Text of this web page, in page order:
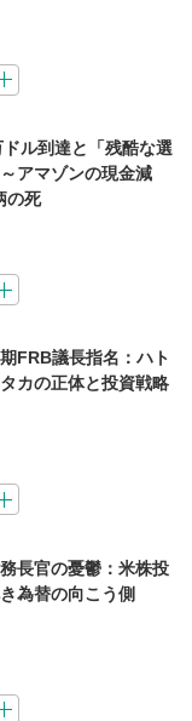
ル到達と「残酷な選
アマゾンの現金減
の死
FRB議長指名：ハト
カの正体と投資戦略
長官の憂鬱：米株投
為替の向こう側